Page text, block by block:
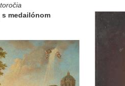
s medailónom